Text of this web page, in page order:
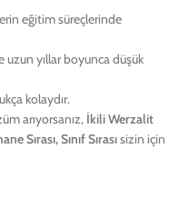
eğitim süreçlerinde
uzun yıllar boyunca düşük
kolaydır.
arıyorsanız, İkili Werzalit
Sırası, Sınıf Sırasısizin için